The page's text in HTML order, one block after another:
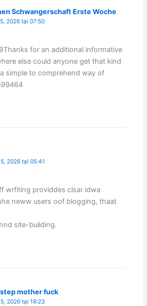
Schwangerschaft Erste Woche
2026 tại 07:50
for an additional informative
else could anyone get that kind
simple to comprehend way of
2026 tại 05:41
wrfiting providdes clsar idwa
neww users oof blogging, thaat
site-building.
mother fuck
2026 tại 16:23